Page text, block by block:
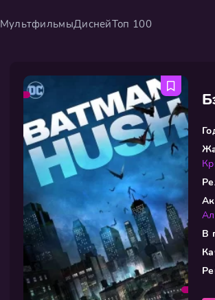
МультфильмыДиснейТоп 100
В